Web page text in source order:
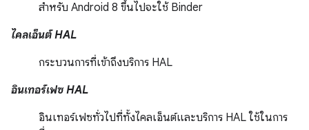
สำหรับ Android 8 ขึ้นไปจะใช้ Binder
ไคลเอ็นต์ HAL
กระบวนการที่เข้าถึงบริการ HAL
อินเทอร์เฟซ HAL
อินเทอร์เฟซทั่วไปที่ทั้งไคลเอ็นต์และบริการ HAL ใช้ในการ